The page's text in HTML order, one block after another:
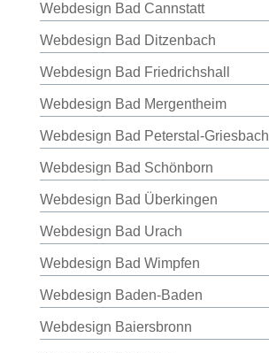
Webdesign Bad Cannstatt
Webdesign Bad Ditzenbach
Webdesign Bad Friedrichshall
Webdesign Bad Mergentheim
Webdesign Bad Peterstal-Griesbach
Webdesign Bad Schönborn
Webdesign Bad Überkingen
Webdesign Bad Urach
Webdesign Bad Wimpfen
Webdesign Baden-Baden
Webdesign Baiersbronn